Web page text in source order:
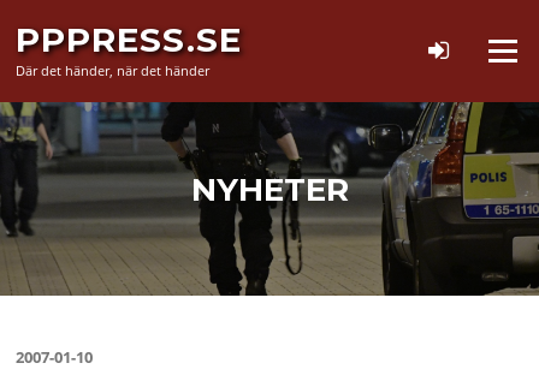
innehåll
PPPRESS.SE
Där det händer, när det händer
Meny
NYHETER
2007-01-10